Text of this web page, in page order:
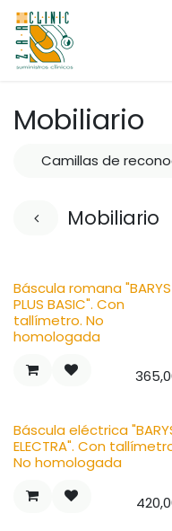
Ir al contenido
Mobiliario
Camillas de
Mobiliario
Báscula romana "BARYS
PLUS BASIC". Con
tallímetro. No
homologada
Báscula eléctrica
ELECTRA". Con
No homologada